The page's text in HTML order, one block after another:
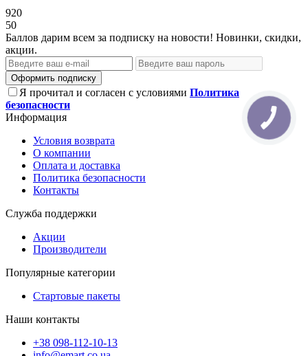
920
50
Баллов дарим всем за подписку на новости! Новинки, скидки,
акции.
Оформить подписку
Я прочитал и согласен с условиями Политика
безопасности
Информация
Условия возврата
О компании
Оплата и доставка
Политика безопасности
Контакты
Служба поддержки
Акции
Производители
Популярные категории
Стартовые пакеты
Наши контакты
+38 098-112-10-13